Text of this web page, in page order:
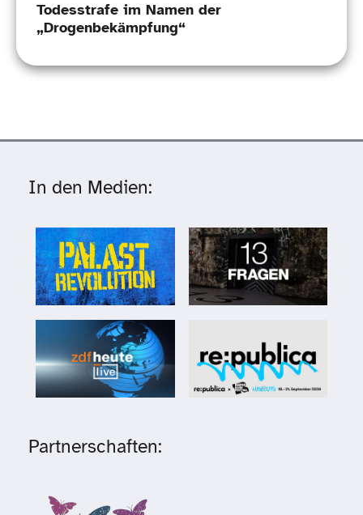
Todesstrafe im Namen der
„Drogenbekämpfung“
In den Medien:
Partnerschaften: